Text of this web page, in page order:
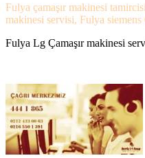
Fulya çamaşır makinesi
makinesi servisi, Fulya siemens
Fulya Lg Çamaşır makinesi